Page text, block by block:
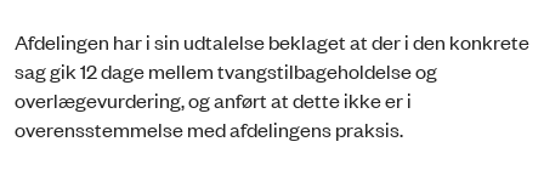
Afdelingen har i sin udtalelse beklaget at der i den konkrete
sag gik 12 dage mellem tvangstilbageholdelse og
overlægevurdering, og anført at dette ikke er i
overensstemmelse med afdelingens praksis.